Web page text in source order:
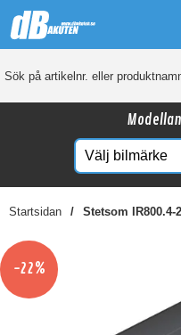
Startsidan Stetsom IR800.4-2
Kanske någon av
-22%